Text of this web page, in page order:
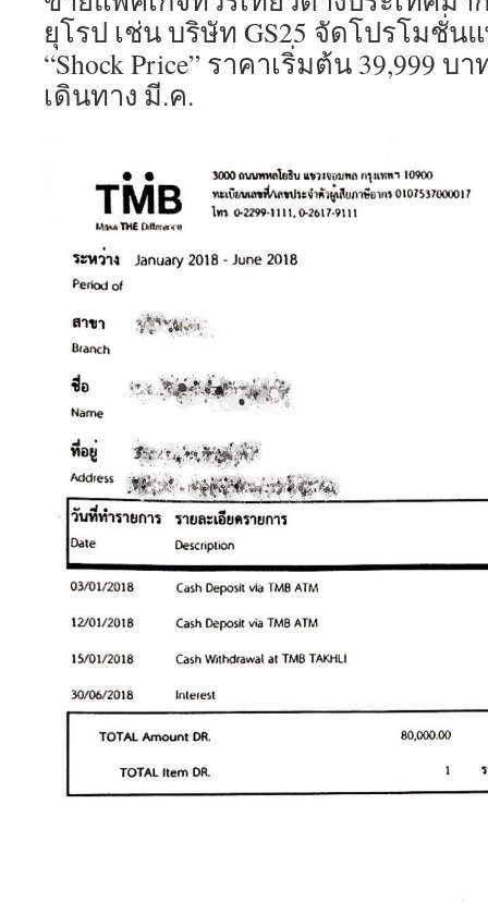
ยุโรป เช่น บริษัท GS25 จัดโปรโมชั่น
“Shock Price” ราคาเริ่มต้น 39,999 บ
เดินทาง มี.ค.